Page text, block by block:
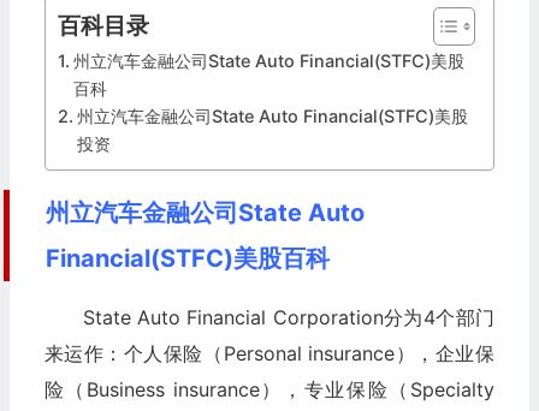
百科目录
州立汽车金融公司State Auto Financial(STFC)美股
百科
州立汽车金融公司State Auto Financial(STFC)美股
投资
州立汽车金融公司State Auto
Financial(STFC)美股百科
State Auto Financial Corporation分为4个部门
来运作：个人保险（Personal insurance），企业保
险（Business insurance），专业保险（Specialty